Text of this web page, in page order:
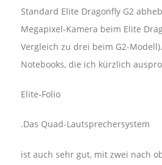
Standard Elite Dragonfly G2
Megapixel-Kamera beim Elite
Vergleich zu drei beim G2-
Notebooks, die ich kürzlich
Elite-Folio
.Das Quad-Lautsprechersystem
ist auch sehr gut, mit zwei nach